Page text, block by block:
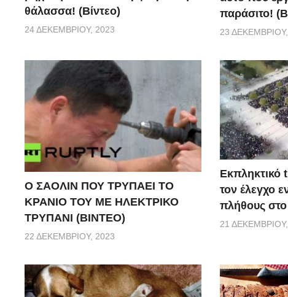
θάλασσα! (Βίντεο)
24 ΔΕΚΕΜΒΡΊΟΥ, 2023
παράσιτο!
23
Ο ΣΑΟΛΙΝ ΠΟΥ ΤΡΥΠΑΕΙ ΤΟ
ΚΡΑΝΙΟ ΤΟΥ ΜΕ ΗΛΕΚΤΡΙΚΟ
ΤΡΥΠΑΝΙ (ΒΙΝΤΕΟ)
22 ΔΕΚΕΜΒΡΊΟΥ, 2023
Εκπληκτικό
τον έλεγχο
πλήθους στο
21